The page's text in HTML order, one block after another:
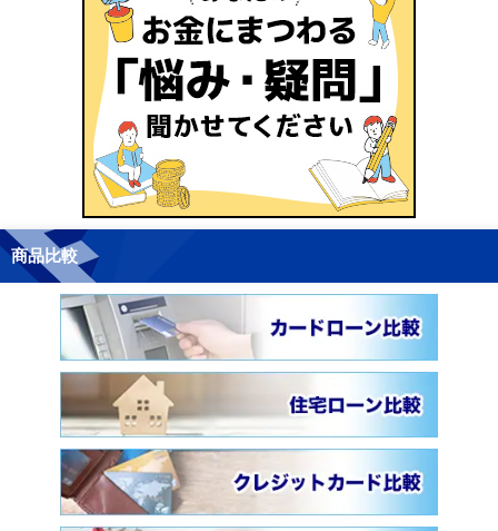
商品比較